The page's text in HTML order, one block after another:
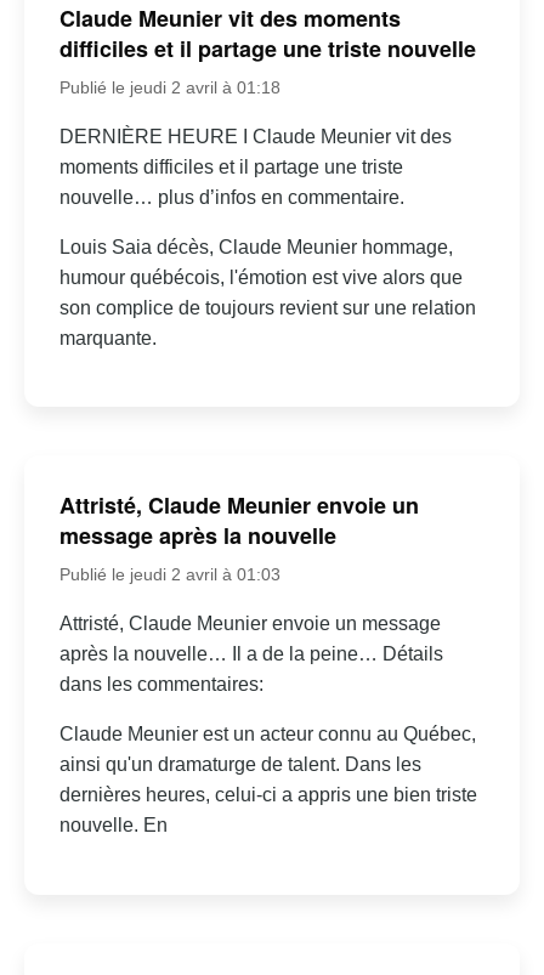
Claude Meunier vit des moments
difficiles et il partage une triste nouvelle
Publié le jeudi 2 avril à 01:18
DERNIÈRE HEURE I Claude Meunier vit des
moments difficiles et il partage une triste
nouvelle… plus d’infos en commentaire.
Louis Saia décès, Claude Meunier hommage,
humour québécois, l'émotion est vive alors que
son complice de toujours revient sur une relation
marquante.
Attristé, Claude Meunier envoie un
message après la nouvelle
Publié le jeudi 2 avril à 01:03
Attristé, Claude Meunier envoie un message
après la nouvelle… Il a de la peine… Détails
dans les commentaires:
Claude Meunier est un acteur connu au Québec,
ainsi qu'un dramaturge de talent. Dans les
dernières heures, celui-ci a appris une bien triste
nouvelle. En